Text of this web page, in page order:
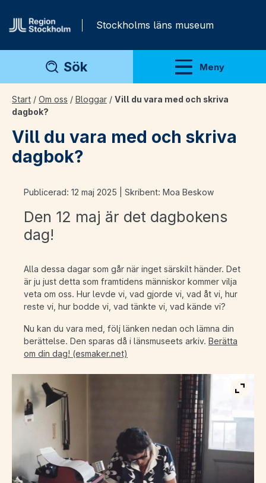
Stockholms läns museum
Sök Meny
Visa meny
Start / Om oss / Bloggar / Vill du vara med och skriva
dagbok?
Vill du vara med och skriva
dagbok?
Publicerad: 12 maj 2025 | Skribent: Moa Beskow
Den 12 maj är det dagbokens
dag!
Alla dessa dagar som går när inget särskilt händer. Det
är ju just detta som framtidens människor kommer vilja
veta om oss. Hur levde vi, vad gjorde vi, vad åt vi, hur
reste vi, hur bodde vi, vad tänkte vi, vad kände vi?
Nu kan du vara med, följ länken nedan och lämna din
berättelse. Den sparas då i länsmuseets arkiv. Berätta
om din dag! (esmaker.net)
Visa